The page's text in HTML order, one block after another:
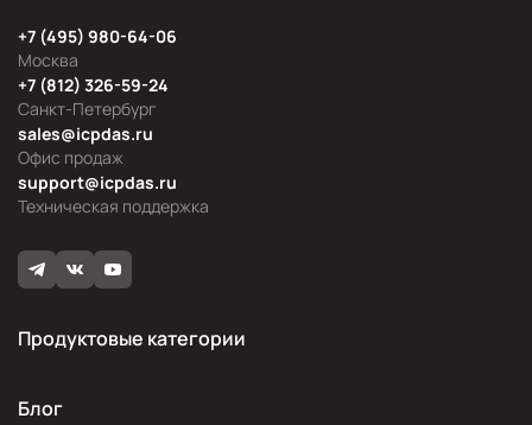
Москва
+7 (495) 980-64-06
Офис продаж
sales@icpdas.ru
Санкт-Петербург
+7 (812) 326-59-24
Техническая поддержка
support@icpdas.ru
Продуктовые категории
Блог